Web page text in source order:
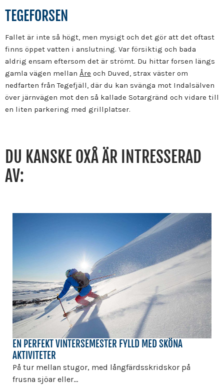
TEGEFORSEN
Fallet är inte så högt, men mysigt och det gör att det oftast
finns öppet vatten i anslutning. Var försiktig och bada
aldrig ensam eftersom det är strömt. Du hittar forsen längs
gamla vägen mellan Åre och Duved, strax väster om
nedfarten från Tegefjäll, där du kan svänga mot Indalsälven
över järnvägen mot den så kallade Sotargränd och vidare till
en liten parkering med grillplatser.
DU KANSKE OXÅ ÄR INTRESSERAD
AV:
EN PERFEKT VINTERSEMESTER FYLLD MED SKÖNA
AKTIVITETER
På tur mellan stugor, med långfärdsskridskor på
frusna sjöar eller...